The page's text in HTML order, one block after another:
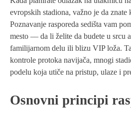
evropskih stadiona, važno je da znate
Poznavanje rasporeda sedišta vam
mesto — da li želite da budete u srcu
familijarnom delu ili blizu VIP loža.
kontrole protoka navijača, mnogi
podelu koja utiče na pristup, ulaze i
Osnovni principi